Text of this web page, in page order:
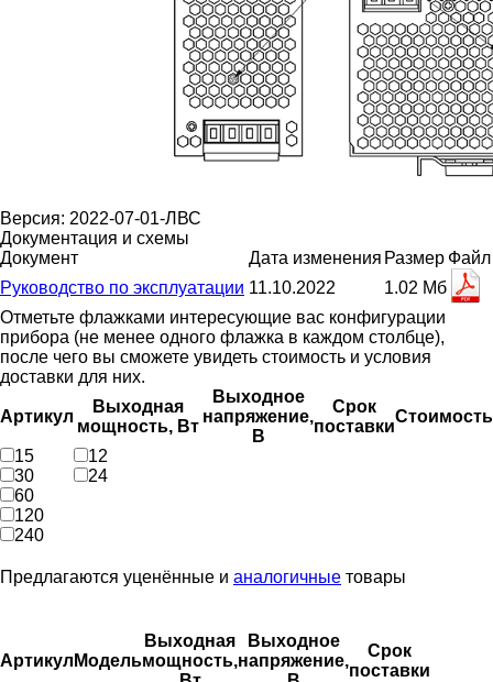
Версия: 2022-07-01-ЛВС
Документация и схемы
Документ
Дата изменения Размер Файл
Руководство по эксплуатации 11.10.2022
1.02 Мб
Отметьте флажками интересующие вас конфигурации
прибора (не менее одного флажка в каждом столбце),
после чего вы сможете увидеть стоимость и условия
доставки для них.
Артикул
Выходная
мощность, Вт
Выходное
напряжение,
В
Срок
поставки
Стоимость
15
30
60
120
240
12
24
Предлагаются уценённые и аналогичные товары
Артикул Модель
Выходная
мощность,
Выходное
напряжение,
Срок
поставки